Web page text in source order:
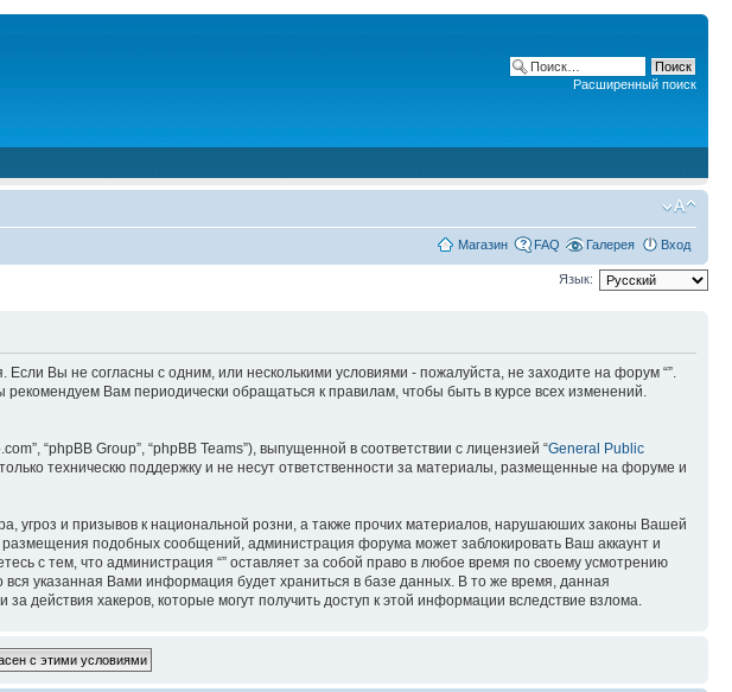
Расширенный поиск
Магазин FAQ Галерея Вход
Язык:
Вы не согласны с одним, или несколькими условиями - пожалуйста, не заходите на форум “”.
Вам периодически обращаться к правилам, чтобы быть в курсе всех изменений.
“phpBB Group”, “phpBB Teams”), выпущенной в соответствии с лицензией “General Public
техническю поддержку и не несут ответственности за материалы, размещенные на форуме и
угроз и призывов к национальной розни, а также прочих материалов, нарушаюших законы Вашей
размещения подобных сообщений, администрация форума может заблокировать Ваш аккаунт и
с тем, что администрация “” оставляет за собой право в любое время по своему усмотрению
указанная Вами информация будет храниться в базе данных. В то же время, данная
действия хакеров, которые могут получить доступ к этой информации вследствие взлома.